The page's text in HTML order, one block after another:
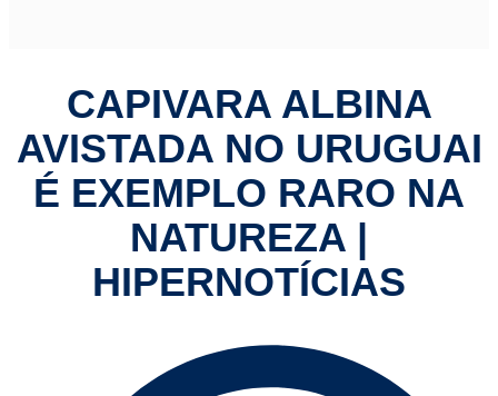
CAPIVARA ALBINA
AVISTADA NO URUGUAI
É EXEMPLO RARO NA
NATUREZA |
HIPERNOTÍCIAS